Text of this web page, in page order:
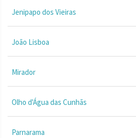
Jenipapo dos Vieiras
João Lisboa
Mirador
Olho d'Água das Cunhãs
Parnarama